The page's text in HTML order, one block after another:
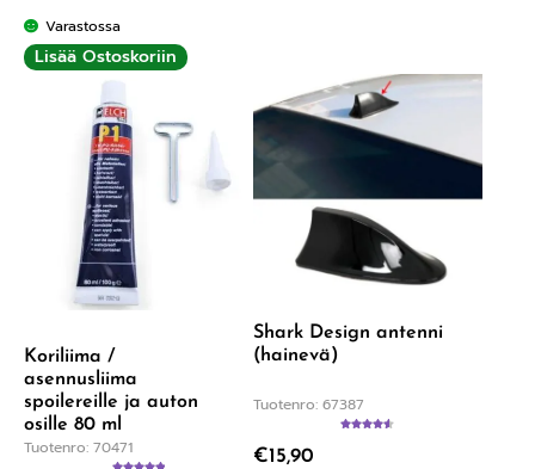
Varastossa
Lisää Ostoskoriin
Koriliima /
asennusliima
spoilereille ja auton
osille 80 ml
Tuotenro: 70471
Shark Design antenni
(hainevä)
Tuotenro: 67387
€15,90